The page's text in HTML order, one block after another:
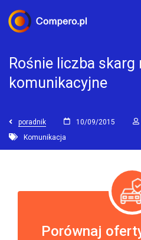
Rośnie liczba
komunikacyjne
poradnik 10/09/2015
Komunikacja
Porównaj